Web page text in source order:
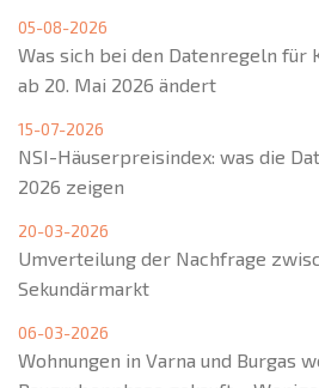
05-08-2026
Was sich bei den Datenregeln für
ab 20. Mai 2026 ändert
15-07-2026
NSI-Häuserpreisindex: was die
2026 zeigen
20-03-2026
Umverteilung der Nachfrage
Sekundärmarkt
06-03-2026
Wohnungen in Varna und Burgas